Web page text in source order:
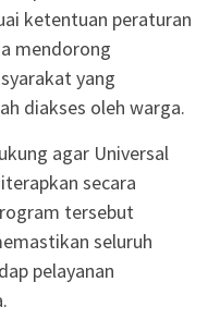
ketentuan peraturan
mendorong
yang
diakses oleh warga.
agar Universal
secara
tersebut
seluruh
pelayanan